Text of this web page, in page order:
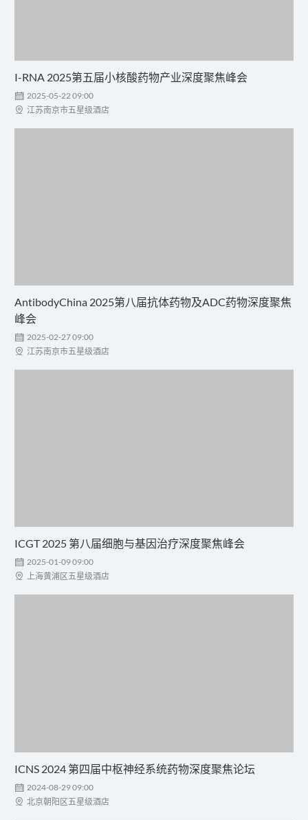
​I-RNA 2025第五届小核酸药物产业深度聚焦峰会
 2025-05-22 09:00
 江苏南京市五星级酒店
AntibodyChina 2025第八届抗体药物及ADC药物深度聚焦
峰会
 2025-02-27 09:00
 江苏南京市五星级酒店
ICGT 2025 第八届细胞与基因治疗深度聚焦峰会
 2025-01-09 09:00
 上海黄浦区五星级酒店
ICNS 2024 第四届中枢神经系统药物深度聚焦论坛
 2024-08-29 09:00
 北京朝阳区五星级酒店